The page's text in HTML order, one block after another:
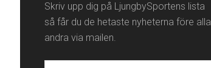
Skriv upp dig på LjungbySportens lista
så får du de hetaste nyheterna före alla
andra via mailen.